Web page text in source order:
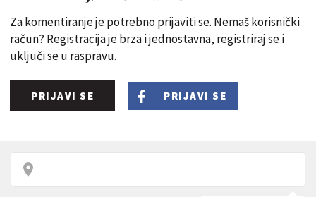
Za komentiranje je potrebno prijaviti se. Nemaš korisnički
račun? Registracija je brza i jednostavna, registriraj se i
uključi se u raspravu.
PRIJAVI SE PRIJAVI SE